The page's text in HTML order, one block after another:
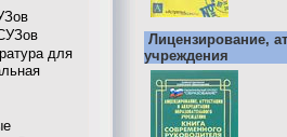
для
Лицензирование,
учреждения